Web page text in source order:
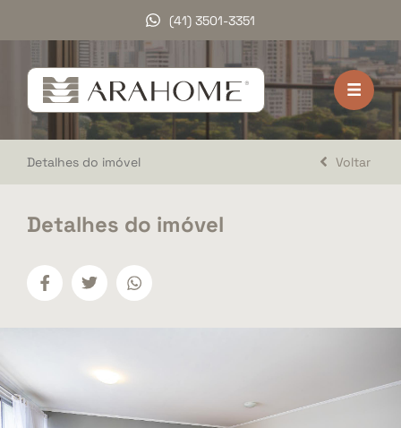
(41) 3501-3351
HOME
VENDA
LOCAÇÃO
A ARAHOME
Detalhes do imóvel Voltar
Detalhes do imóvel